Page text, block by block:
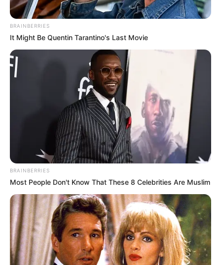
BRAINBERRIES
It Might Be Quentin Tarantino's Last Movie
BRAINBERRIES
Most People Don't Know That These 8 Celebrities Are Muslim